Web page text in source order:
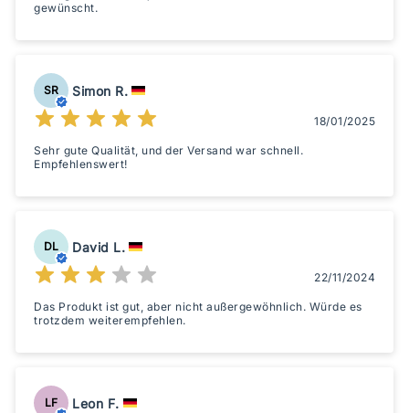
gewünscht.
SR Simon R.
18/01/2025
Sehr gute Qualität, und der Versand war schnell.
Empfehlenswert!
DL David L.
22/11/2024
Das Produkt ist gut, aber nicht außergewöhnlich. Würde es
trotzdem weiterempfehlen.
LF Leon F.